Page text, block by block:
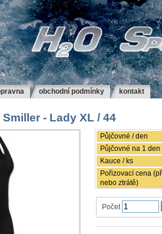
obchodní podmínky kontakt
- Lady XL / 44
Půjčovné / den
Půjčovné na 1 den
Kauce / ks
Pořizovací cena
nebo ztrátě)
Počet